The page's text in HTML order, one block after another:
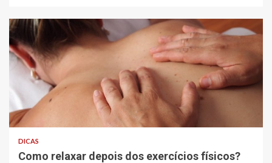
DICAS
Como relaxar depois dos exercícios físicos?